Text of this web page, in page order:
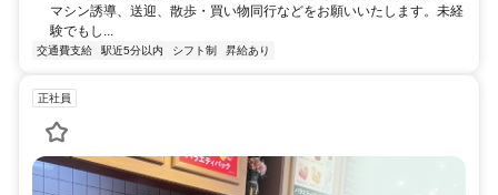
マシン誘導、送迎、散歩・買い物同行などをお願いいたします。未経
験でもし...
交通費支給 駅近5分以内 シフト制 昇給あり
正社員